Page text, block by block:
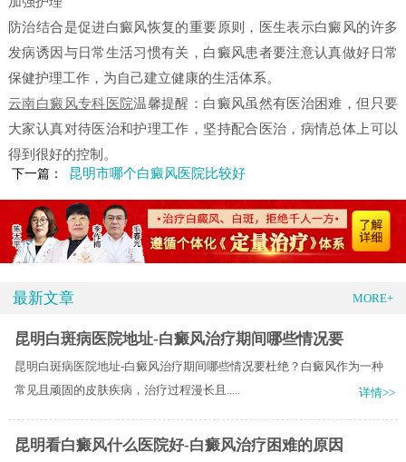
防治结合是促进白癜风恢复的重要原则，医生表示白癜风的许多
发病诱因与日常生活习惯有关，白癜风患者要注意认真做好日常
保健护理工作，为自己建立健康的生活体系。
云南白癜风专科医院温馨提醒：白癜风虽然有医治困难，但只要
大家认真对待医治和护理工作，坚持配合医治，病情总体上可以
得到很好的控制。
下一篇： 昆明市哪个白癜风医院比较好
最新文章 MORE+
昆明白斑病医院地址-白癜风治疗期间哪些情况要
昆明白斑病医院地址-白癜风治疗期间哪些情况要杜绝？白癜风作为一种
常见且顽固的皮肤疾病，治疗过程漫长且.....
详情>>
昆明看白癜风什么医院好-白癜风治疗困难的原因